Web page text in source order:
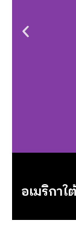
อเมริกา